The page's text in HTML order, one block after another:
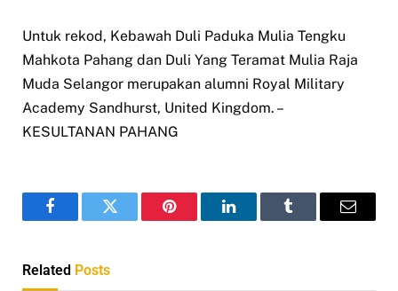
Untuk rekod, Kebawah Duli Paduka Mulia Tengku
Mahkota Pahang dan Duli Yang Teramat Mulia Raja
Muda Selangor merupakan alumni Royal Military
Academy Sandhurst, United Kingdom. –
KESULTANAN PAHANG
FacebookTwitter Pinterest LinkedInTumblr Email
Related Posts